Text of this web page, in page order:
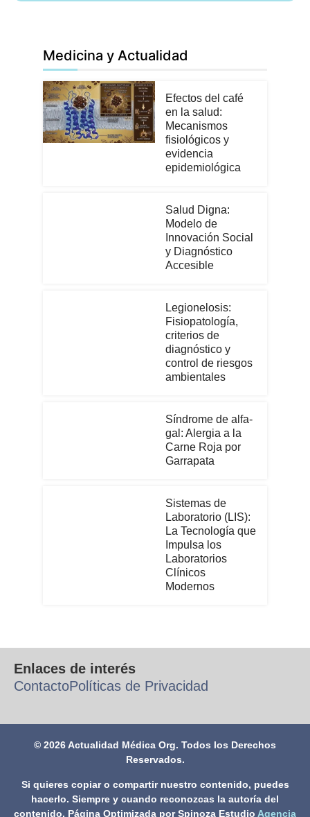
Medicina y Actualidad
Efectos del café
en la salud:
Mecanismos
fisiológicos y
evidencia
epidemiológica
Salud Digna:
Modelo de
Innovación Social
y Diagnóstico
Accesible
Legionelosis:
Fisiopatología,
criterios de
diagnóstico y
control de riesgos
ambientales
Síndrome de alfa-
gal: Alergia a la
Carne Roja por
Garrapata
Sistemas de
Laboratorio (LIS):
La Tecnología que
Impulsa los
Laboratorios
Clínicos
Modernos
Enlaces de interés
ContactoPolíticas de Privacidad
© 2026 Actualidad Médica Org. Todos los Derechos
Reservados.
Si quieres copiar o compartir nuestro contenido, puedes
hacerlo. Siempre y cuando reconozcas la autoría del
contenido. Página Optimizada por Spinoza Estudio Agencia